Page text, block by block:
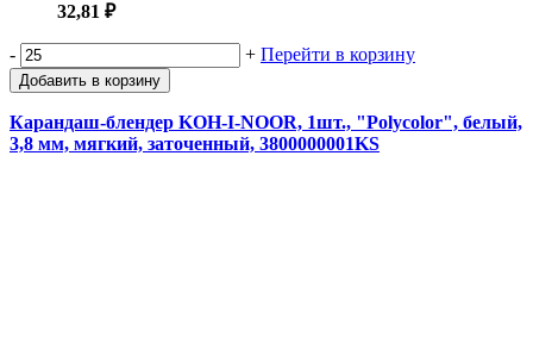
32,81 ₽
- + Перейти в корзину
Добавить в корзину
Карандаш-блендер KOH-I-NOOR, 1шт., "Polycolor", белый,
3,8 мм, мягкий, заточенный, 3800000001KS